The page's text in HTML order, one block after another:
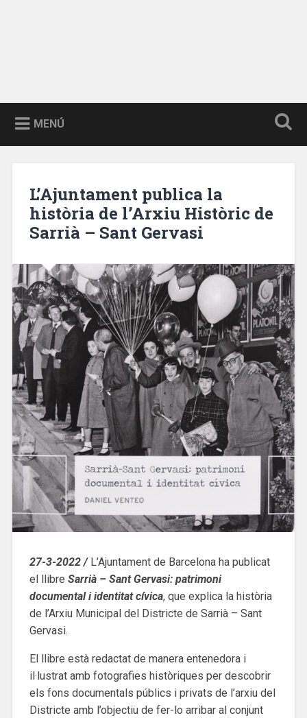
MENÚ
L’Ajuntament publica la
història de l’Arxiu Històric de
Sarrià – Sant Gervasi
27-3-2022 /L’Ajuntament de Barcelona ha publicat
el llibre Sarrià – Sant Gervasi: patrimoni
documental i identitat cívica, que explica la història
de l’Arxiu Municipal del Districte de Sarrià – Sant
Gervasi.
El llibre està redactat de manera entenedora i
il·lustrat amb fotografies històriques per descobrir
els fons documentals públics i privats de l’arxiu del
Districte amb l’objectiu de fer-lo arribar al conjunt